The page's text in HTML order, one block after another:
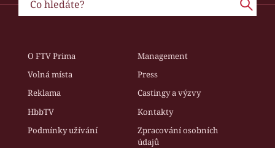
O FTV Prima
Management
Volná místa
Press
Reklama
Castingy a výzvy
HbbTV
Kontakty
Podmínky užívání
Zpracování osobních
údajů